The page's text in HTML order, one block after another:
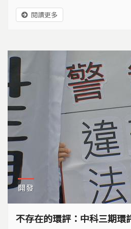
衛生存權益，也為廣大消費者，
灣的糧食生產基地…
閱讀更多
開發
不存在的環評：中科三期環